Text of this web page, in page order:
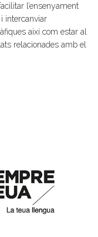
l’ensenyament
i intercanviar
així com estar al
relacionades amb el